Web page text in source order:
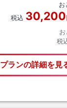
お
税込 30,200
税
プランの詳細を見